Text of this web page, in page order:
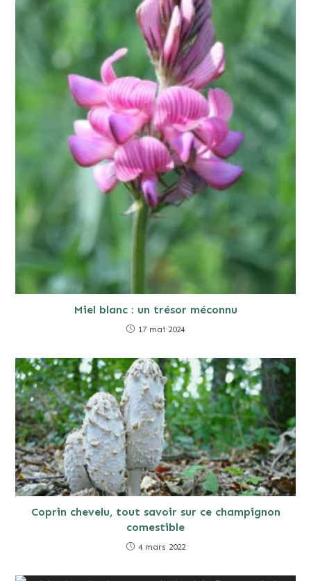
Miel blanc : un trésor méconnu
17 mai 2024
Coprin chevelu, tout savoir sur ce champignon
comestible
4 mars 2022